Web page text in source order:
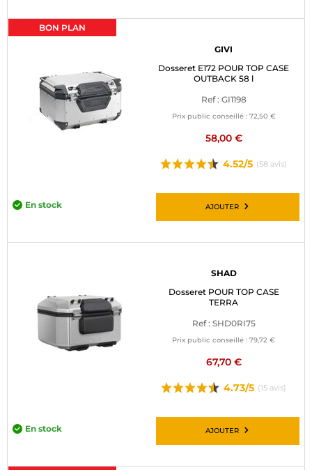
BON PLAN
GIVI
Dosseret E172 POUR TOP CASE
OUTBACK 58 l
Ref : GI1198
Prix public conseillé : 72,50 €
58,00 €
4.52/5 (58 avis)
En stock AJOUTER
SHAD
Dosseret POUR TOP CASE
TERRA
Ref : SHD0RI75
Prix public conseillé : 79,72 €
67,70 €
4.73/5 (15 avis)
En stock AJOUTER